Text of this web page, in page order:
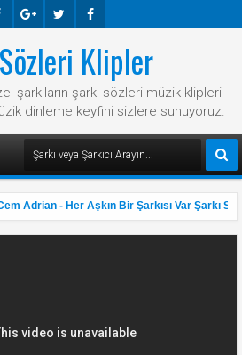
E-
Plus
R Ook
Klipler
şarkıların şarkı sözleri müzik klipleri
dinleme keyfini sizlere sunuyoruz.
Adrian - Her Aşkın Bir Şarkısı Var Şarkı Sözü